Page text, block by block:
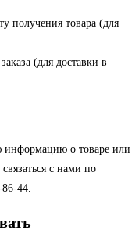
получения товара (для
(для доставки в
информацию о товаре или
с нами по
44.